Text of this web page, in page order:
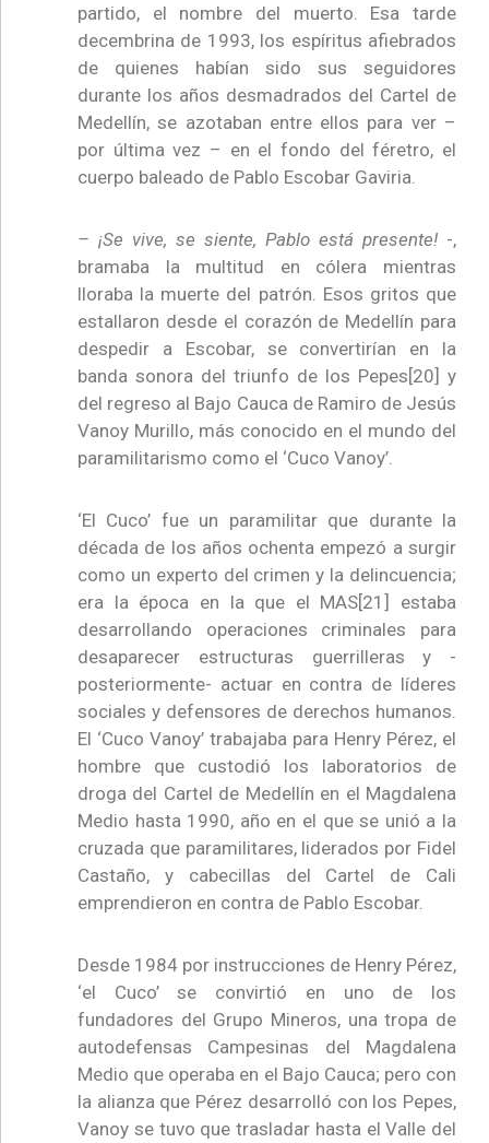
partido, el nombre del muerto. Esa tarde
decembrina de 1993, los espíritus afiebrados
de quienes habían sido sus seguidores
durante los años desmadrados del Cartel de
Medellín, se azotaban entre ellos para ver –
por última vez – en el fondo del féretro, el
cuerpo baleado de Pablo Escobar Gaviria.
– ¡Se vive, se siente, Pablo está presente! -,
bramaba la multitud en cólera mientras
lloraba la muerte del patrón. Esos gritos que
estallaron desde el corazón de Medellín para
despedir a Escobar, se convertirían en la
banda sonora del triunfo de los Pepes[20] y
del regreso al Bajo Cauca de Ramiro de Jesús
Vanoy Murillo, más conocido en el mundo del
paramilitarismo como el ‘Cuco Vanoy’.
‘El Cuco’ fue un paramilitar que durante la
década de los años ochenta empezó a surgir
como un experto del crimen y la delincuencia;
era la época en la que el MAS[21] estaba
desarrollando operaciones criminales para
desaparecer estructuras guerrilleras y -
posteriormente- actuar en contra de líderes
sociales y defensores de derechos humanos.
El ‘Cuco Vanoy’ trabajaba para Henry Pérez, el
hombre que custodió los laboratorios de
droga del Cartel de Medellín en el Magdalena
Medio hasta 1990, año en el que se unió a la
cruzada que paramilitares, liderados por Fidel
Castaño, y cabecillas del Cartel de Cali
emprendieron en contra de Pablo Escobar.
Desde 1984 por instrucciones de Henry Pérez,
‘el Cuco’ se convirtió en uno de los
fundadores del Grupo Mineros, una tropa de
autodefensas Campesinas del Magdalena
Medio que operaba en el Bajo Cauca; pero con
la alianza que Pérez desarrolló con los Pepes,
Vanoy se tuvo que trasladar hasta el Valle del